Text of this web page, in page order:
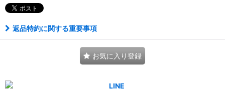
返品特約に関する重要事項
お気に入り登録